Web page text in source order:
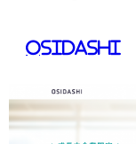
OSIDASHI